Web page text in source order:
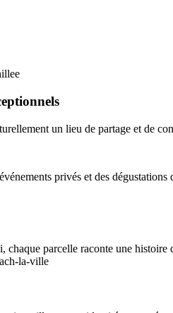
un lieu de partage et de
privés et des
chaque parcelle raconte une histoire